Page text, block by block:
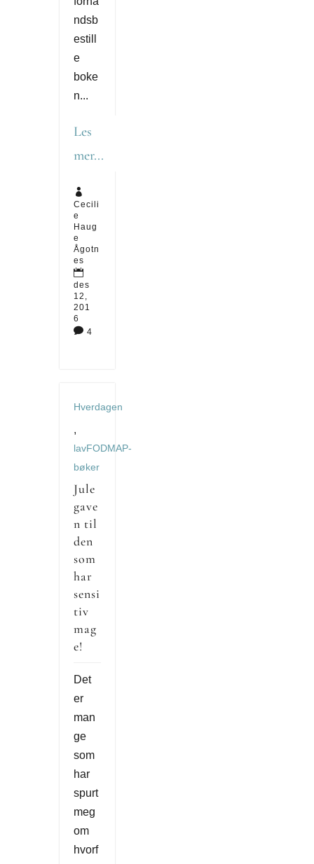
ndsb
estill
e
boke
n...
Les
mer...

Cecili
e
Haug
e
Ågotn
es

des
12,
201
6
 4
Hverdagen
,
lavFODMAP-
bøker
Jule
gave
n til
den
som
har
sensi
tiv
mag
e!
Det
er
man
ge
som
har
spurt
meg
om
hvorf